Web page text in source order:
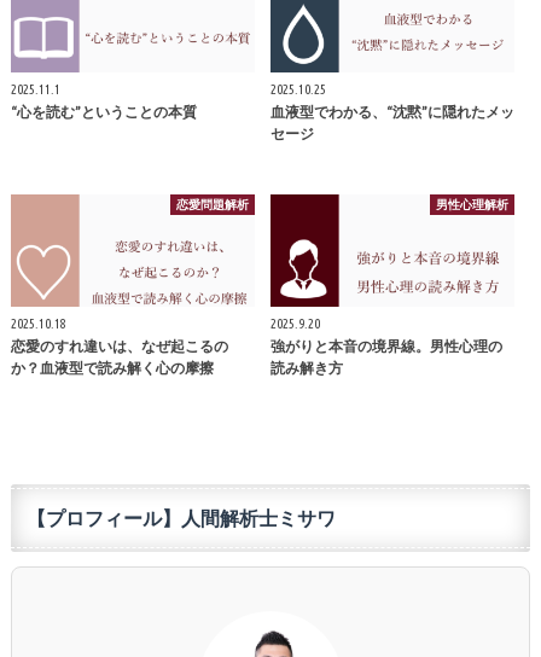
2025.11.1
“心を読む”ということの本質
2025.10.25
血液型でわかる、“沈黙”に隠れたメッ
セージ
恋愛問題解析
2025.10.18
恋愛のすれ違いは、なぜ起こるの
か？血液型で読み解く心の摩擦
男性心理解析
2025.9.20
強がりと本音の境界線。男性心理の
読み解き方
【プロフィール】人間解析士ミサワ